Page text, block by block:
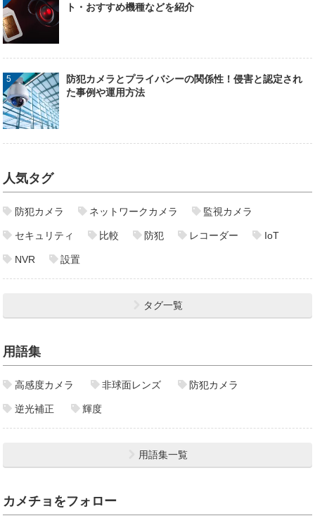
ト・おすすめ機種などを紹介
防犯カメラとプライバシーの関係性！侵害と認定され
た事例や運用方法
人気タグ
防犯カメラ ネットワークカメラ 監視カメラ
セキュリティ 比較 防犯 レコーダー IoT
NVR 設置
タグ一覧
用語集
高感度カメラ 非球面レンズ 防犯カメラ
逆光補正 輝度
用語集一覧
カメチョをフォロー